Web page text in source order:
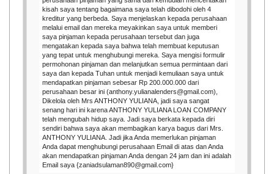
kisah saya tentang bagaimana saya telah dibodohi oleh 4
kreditur yang berbeda. Saya menjelaskan kepada perusahaan
melalui email dan mereka meyakinkan saya untuk memberi
saya pinjaman kepada perusahaan tersebut dan juga
mengatakan kepada saya bahwa telah membuat keputusan
yang tepat untuk menghubungi mereka. Saya mengisi formulir
permohonan pinjaman dan melanjutkan semua permintaan dari
saya dan kepada Tuhan untuk menjadi kemuliaan saya untuk
mendapatkan pinjaman sebesar Rp 200.000.000 dari
perusahaan besar ini (anthony.yulianalenders@gmail.com),
Dikelola oleh Mrs ANTHONY YULIANA, jadi saya sangat
senang hari ini karena ANTHONY YULIANA LOAN COMPANY
telah mengubah hidup saya. Jadi saya berkata kepada diri
sendiri bahwa saya akan membagikan karya bagus dari Mrs.
ANTHONY YULIANA. Jadi jika Anda memerlukan pinjaman
Anda dapat menghubungi perusahaan Email di atas dan Anda
akan mendapatkan pinjaman Anda dengan 24 jam dan ini adalah
Email saya {zaniadsulaman890@gmail.com}